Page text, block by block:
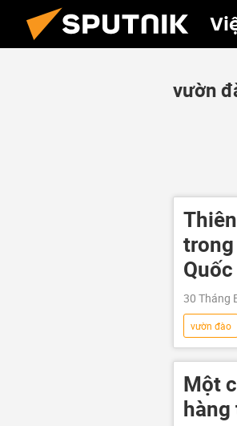
vườn
trong
Quốc
30 Tháng
vườn đào
Một
hàng